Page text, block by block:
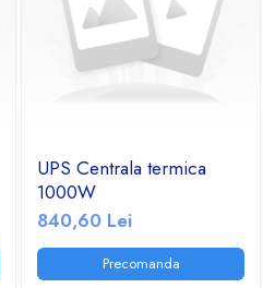
UPS Centrala termica
1000W
840,60 Lei
Precomanda